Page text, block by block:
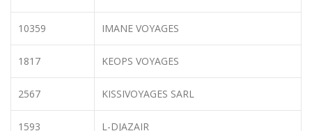
10359 IMANE VOYAGES
1817 KEOPS VOYAGES
2567 KISSIVOYAGES SARL
1593 L-DJAZAIR